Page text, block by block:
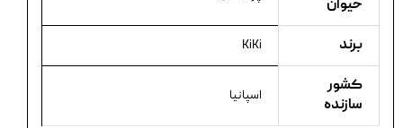
حیوان
برند KiKi
کشور
سازنده
اسپانیا